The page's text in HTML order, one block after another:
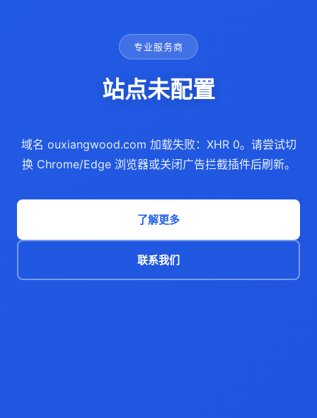
专业服务商
站点未配置
域名 ouxiangwood.com 加载失败：XHR 0。请尝试切
换 Chrome/Edge 浏览器或关闭广告拦截插件后刷新。
了解更多
联系我们